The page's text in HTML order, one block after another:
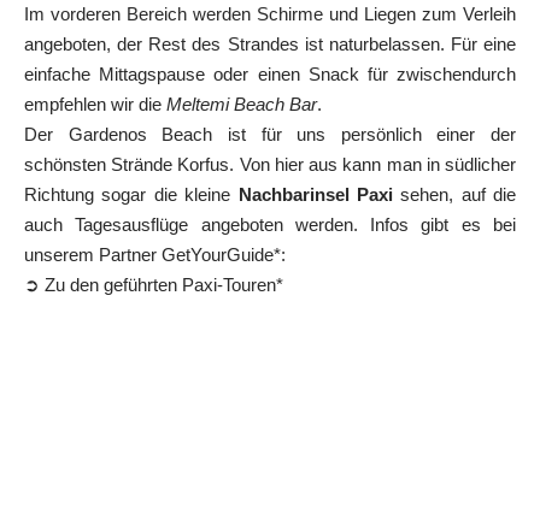
Im vorderen Bereich werden Schirme und Liegen zum Verleih
angeboten, der Rest des Strandes ist naturbelassen. Für eine
einfache Mittagspause oder einen Snack für zwischendurch
empfehlen wir die Meltemi Beach Bar.
Der Gardenos Beach ist für uns persönlich einer der
schönsten Strände Korfus. Von hier aus kann man in südlicher
Richtung sogar die kleine Nachbarinsel Paxisehen, auf die
auch Tagesausflüge angeboten werden. Infos gibt es bei
unserem Partner GetYourGuide*:
➲ Zu den geführten Paxi-Touren*